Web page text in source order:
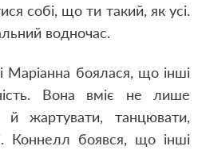
собі, що ти такий, як усі.
водночас.
Маріанна боялася, що інші
Вона вміє не лише
жартувати, танцювати,
Коннелл боявся, що інші